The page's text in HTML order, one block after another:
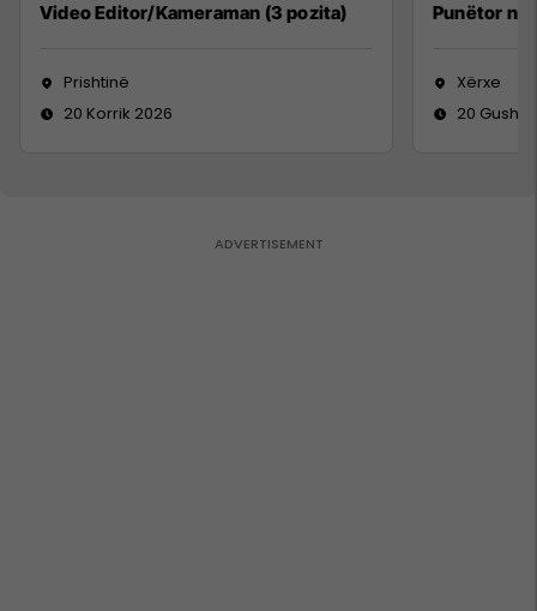
Video Editor/Kameraman (3 pozita)
Prishtinë
20 Korrik 2026
Punëtor në
Xërxe
20 Gusht